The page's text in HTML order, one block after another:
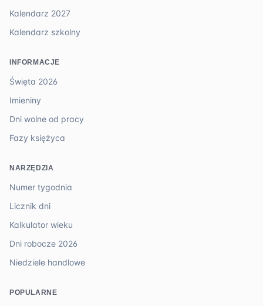
Kalendarz 2027
Kalendarz szkolny
INFORMACJE
Święta 2026
Imieniny
Dni wolne od pracy
Fazy księżyca
NARZĘDZIA
Numer tygodnia
Licznik dni
Kalkulator wieku
Dni robocze 2026
Niedziele handlowe
POPULARNE